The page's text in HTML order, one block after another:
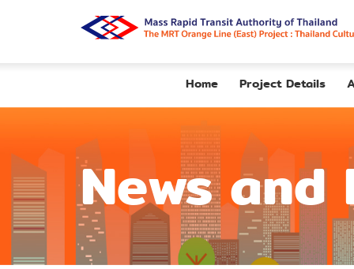
Home Project Details
News and